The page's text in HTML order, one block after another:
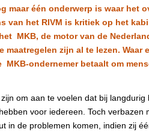
maar één onderwerp is waar het
van het RIVM is kritiek op het
MKB, de motor van de
maatregelen zijn al te lezen.
ondernemer betaalt om
om aan te voelen dat bij
voor iedereen. Toch verbazen
in de problemen komen, indien zij